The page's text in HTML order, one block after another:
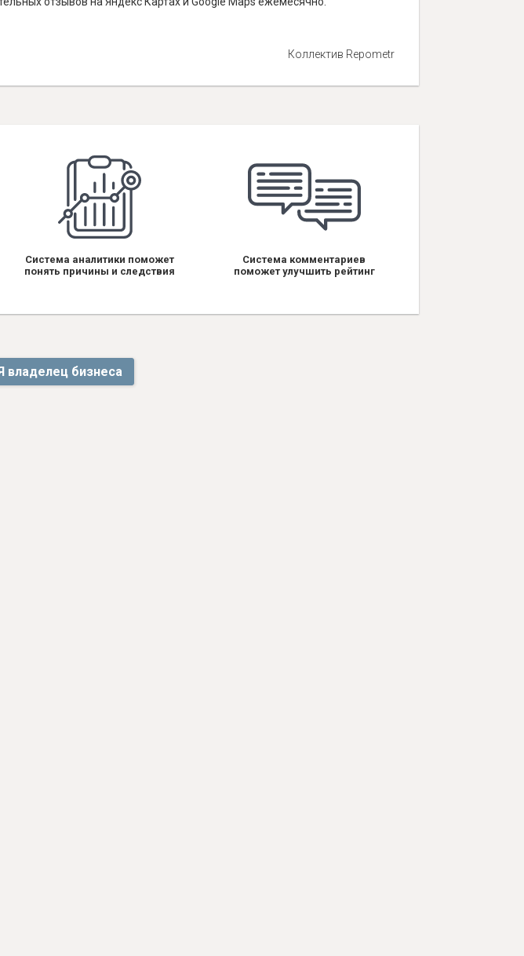
Коллектив Repometr
Система аналитики поможет
понять причины и следствия
Система комментариев
поможет улучшить рейтинг
владелец бизнеса